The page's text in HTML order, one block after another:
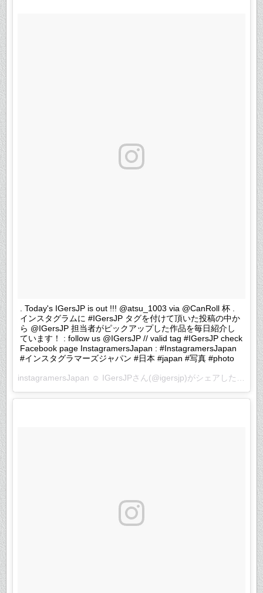
. Today's IGersJP is out !!! @atsu_1003 via @CanRoll 杯 .
インスタグラムに #IGersJP タグを付けて頂いた投稿の中か
ら @IGersJP 担当者がピックアップした作品を毎日紹介し
ています！ : follow us @IGersJP // valid tag #IGersJP check
Facebook page InstagramersJapan : #InstagramersJapan
#インスタグラマーズジャパン #日本 #japan #写真 #photo
instagramersJapan ☺︎ IGersJPさん(@igersjp)がシェアした投稿 –